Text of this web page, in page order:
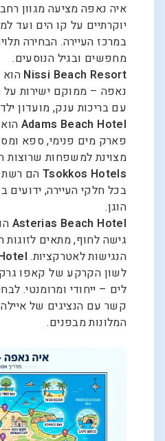
איה נאפה מציעה מגוון
יוקרתיים על קו הים ועד
במרכז העיירה. הבחירה
מחפשים ובגיל הנוסעים.
Nissi Beach Resort הוא
נאפה – ממוקם ישירות על
עם בריכות ענק, מועדון
Adams Beach Hotel
פארק מים פנימי, ספא
מצוינת למשפחות
Tsokkos Hotels הם רשת
בכל חלקי העיירה, ידועים
הוגן.
Asterias Beach Hotel
גישה לחוף, מתאים
הנגישות לאטרקציות.
לשון הקרקע של קאפו
לים – ייחודי ומרומנטי.
קשר עם הנציגים של
המלונות מבפנים.